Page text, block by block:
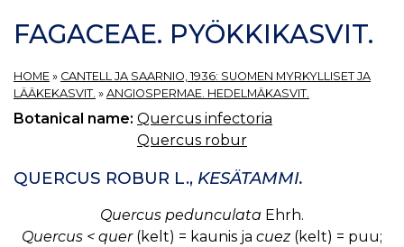
FAGACEAE. PYÖKKIKASVIT.
HOME » CANTELL JA SAARNIO, 1936: SUOMEN MYRKYLLISET JA
LÄÄKEKASVIT. » ANGIOSPERMAE. HEDELMÄKASVIT.
Botanical name: Quercus infectoria
Quercus robur
QUERCUS ROBUR L., KESÄTAMMI.
Quercus pedunculata Ehrh.
Quercus < quer(kelt) = kaunis ja cuez(kelt) = puu;